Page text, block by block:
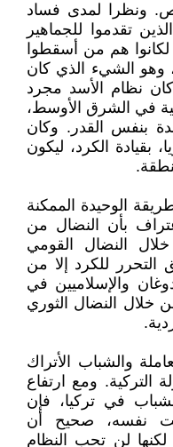
ونظرا لمدى فساد
تقدموا للجماهير
هم من أسقطوا
وهو الشيء الذي كان
نظام الأسد مجرد
في الشرق الأوسط،
بنفس القدر. وكان
الكرد، ليكون
الوحيدة الممكنة
بأن النضال من
النضال القومي
للكرد إلا من
والإسلاميين في
خلال النضال الثوري
والشباب الأتراك
التركية. ومع ارتفاع
في تركيا، فإن
نفسه، صحيح أن
لكنها لن تحب النظام